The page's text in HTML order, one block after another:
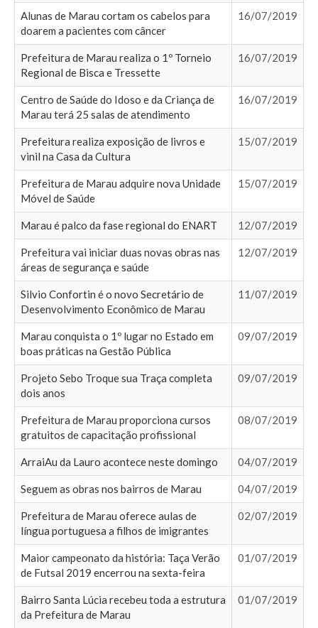
Alunas de Marau cortam os cabelos para
doarem a pacientes com câncer
16/07/2019
Prefeitura de Marau realiza o 1º Torneio
Regional de Bisca e Tressette
16/07/2019
Centro de Saúde do Idoso e da Criança de
Marau terá 25 salas de atendimento
16/07/2019
Prefeitura realiza exposição de livros e
vinil na Casa da Cultura
15/07/2019
Prefeitura de Marau adquire nova Unidade
Móvel de Saúde
15/07/2019
Marau é palco da fase regional do ENART 12/07/2019
Prefeitura vai iniciar duas novas obras nas
áreas de segurança e saúde
12/07/2019
Silvio Confortin é o novo Secretário de
Desenvolvimento Econômico de Marau
11/07/2019
Marau conquista o 1º lugar no Estado em
boas práticas na Gestão Pública
09/07/2019
Projeto Sebo Troque sua Traça completa
dois anos
09/07/2019
Prefeitura de Marau proporciona cursos
gratuitos de capacitação profissional
08/07/2019
ArraiAu da Lauro acontece neste domingo 04/07/2019
Seguem as obras nos bairros de Marau 04/07/2019
Prefeitura de Marau oferece aulas de
língua portuguesa a filhos de imigrantes
02/07/2019
Maior campeonato da história: Taça Verão
de Futsal 2019 encerrou na sexta-feira
01/07/2019
Bairro Santa Lúcia recebeu toda a estrutura
da Prefeitura de Marau
01/07/2019